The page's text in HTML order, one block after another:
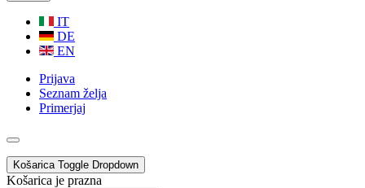
IT
DE
EN
Prijava
Seznam želja
Primerjaj
Košarica Toggle Dropdown
Košarica je prazna